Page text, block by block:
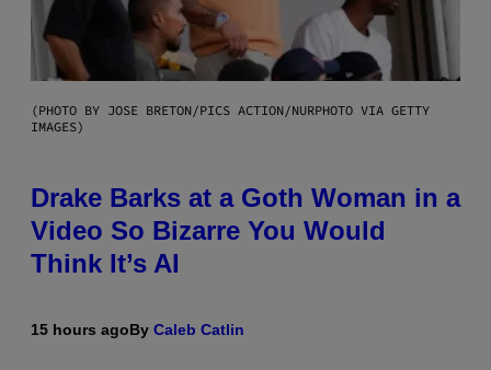
(PHOTO BY JOSE BRETON/PICS ACTION/NURPHOTO VIA GETTY
IMAGES)
Drake Barks at a Goth Woman in a
Video So Bizarre You Would
Think It’s AI
15 hours agoBy Caleb Catlin